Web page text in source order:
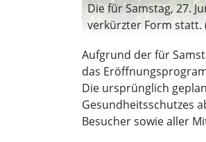
Die für Samstag, 27.
verkürzter Form statt.
Aufgrund der für
das
Die ursprünglich
Gesundheitsschutzes
Besucher sowie aller